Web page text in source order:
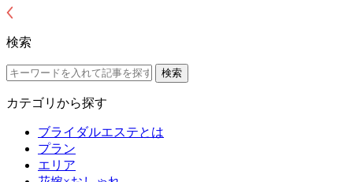
検索
カテゴリから探す
ブライダルエステとは
プラン
エリア